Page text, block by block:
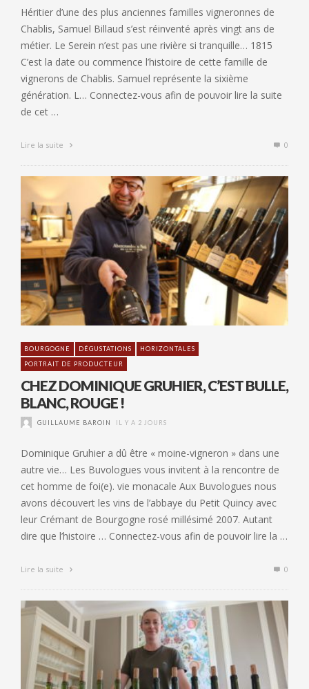
Héritier d’une des plus anciennes familles vigneronnes de
Chablis, Samuel Billaud s’est réinventé après vingt ans de
métier. Le Serein n’est pas une rivière si tranquille… 1815
C’est la date ou commence l’histoire de cette famille de
vignerons de Chablis. Samuel représente la sixième
génération. L… Connectez-vous afin de pouvoir lire la suite
de cet …
Lire la suite 0
BOURGOGNE DÉGUSTATIONS
HORIZONTALES
PORTRAIT DE PRODUCTEUR
CHEZ DOMINIQUE GRUHIER, C’EST BULLE,
BLANC, ROUGE !
GUILLAUME BAROIN IL Y A 2 JOURS
Dominique Gruhier a dû être « moine-vigneron » dans une
autre vie… Les Buvologues vous invitent à la rencontre de
cet homme de foi(e). vie monacale Aux Buvologues nous
avons découvert les vins de l’abbaye du Petit Quincy avec
leur Crémant de Bourgogne rosé millésimé 2007. Autant
dire que l’histoire … Connectez-vous afin de pouvoir lire la …
Lire la suite 0